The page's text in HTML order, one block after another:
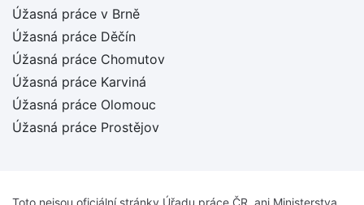
Úžasná práce v Brně
Úžasná práce Děčín
Úžasná práce Chomutov
Úžasná práce Karviná
Úžasná práce Olomouc
Úžasná práce Prostějov
Toto nejsou oficiální stránky Úřadu práce ČR, ani Ministerstva